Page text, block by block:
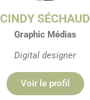
CINDY SÉCHAUD
Graphic Médias
Digital designer
Voir le profil